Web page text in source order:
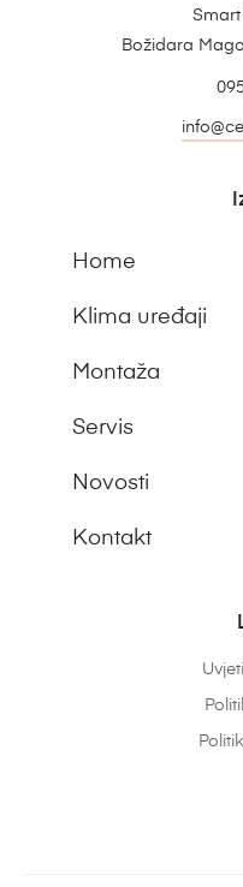
Božidara
Home
Klima uređaji
Montaža
Servis
Novosti
Kontakt